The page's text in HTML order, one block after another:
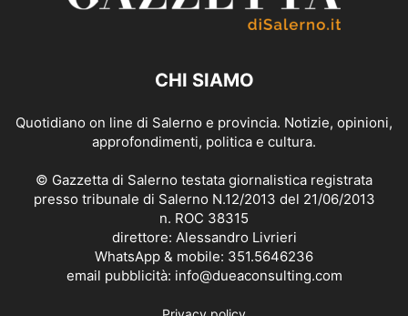
CHI SIAMO
Quotidiano on line di Salerno e provincia. Notizie, opinioni,
approfondimenti, politica e cultura.
© Gazzetta di Salerno testata giornalistica registrata
presso tribunale di Salerno N.12/2013 del 21/06/2013
n. ROC 38315
direttore: Alessandro Livrieri
WhatsApp & mobile: 351.5646236
email pubblicità: info@dueaconsulting.com